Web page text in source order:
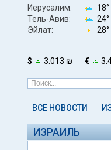
Иерусалим: 18°
Тель-Авив:
24°
Эйлат:
28°
$ 3.013 ₪ €
ВСЕ НОВОСТИ
ИЗРАИЛЬ